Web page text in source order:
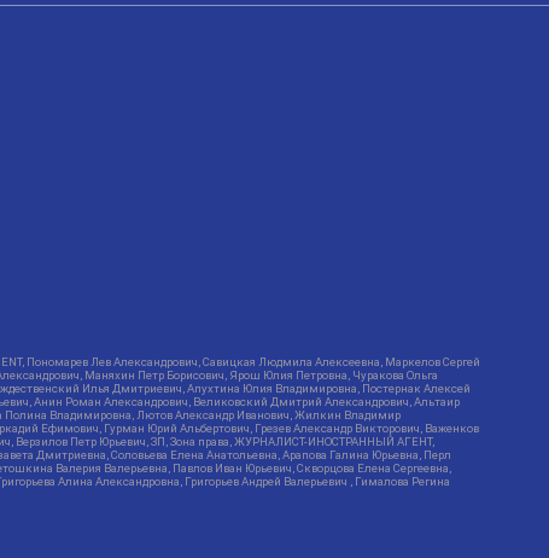
Пономарев Лев Александрович, Савицкая Людмила Алексеевна, Маркелов Сергей
Маняхин Петр Борисович, Ярош Юлия Петровна, Чуракова Ольга
Илья Дмитриевич, Апухтина Юлия Владимировна, Постернак Алексей
Анин Роман Александрович, Великовский Дмитрий Александрович, Альтаир
Полина Владимировна, Лютов Александр Иванович, Жилкин Владимир
Ефимович, Гурман Юрий Альбертович, Грезев Александр Викторович, Важенков
Верзилов Петр Юрьевич, ЗП, Зона права, ЖУРНАЛИСТ-ИНОСТРАННЫЙ АГЕНТ,
Дмитриевна, Соловьева Елена Анатольевна, Арапова Галина Юрьевна, Перл
Валерия Валерьевна, Павлов Иван Юрьевич, Скворцова Елена Сергеевна,
Алина Александровна, Григорьев Андрей Валерьевич , Гималова Регина